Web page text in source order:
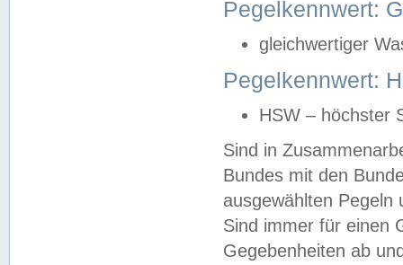
Pegelkennwert:
gleichwertiger
Pegelkennwert:
HSW – höchster
Sind in
Bundes mit den
ausgewählten
Sind immer für einen
Gegebenheiten ab